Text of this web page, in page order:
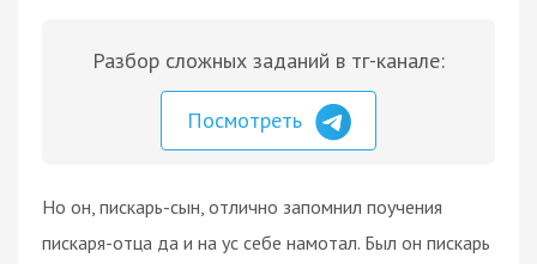
Разбор сложных заданий в тг-канале:
Посмотреть
Но он, пискарь-сын, отлично запомнил поучения
пискаря-отца да и на ус себе намотал. Был он пискарь